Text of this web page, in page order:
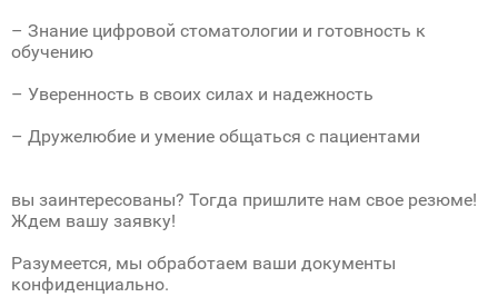
– Знание цифровой стоматологии и готовность к
обучению
– Уверенность в своих силах и надежность
– Дружелюбие и умение общаться с пациентами
вы заинтересованы? Тогда пришлите нам свое резюме!
Ждем вашу заявку!
Разумеется, мы обработаем ваши документы
конфиденциально.